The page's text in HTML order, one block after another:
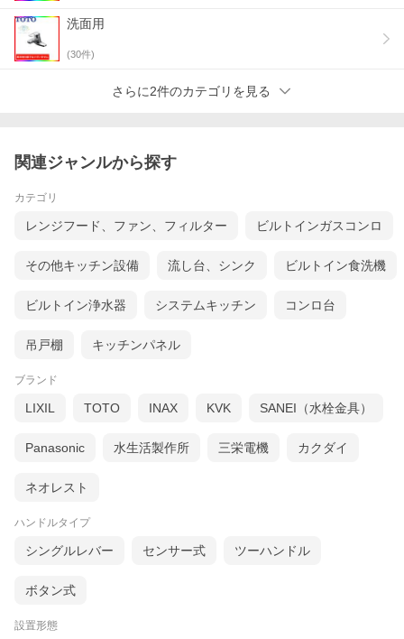
洗面用
(30件)
さらに2件のカテゴリを見る
関連ジャンルから探す
カテゴリ
レンジフード、ファン、フィルター ビルトインガスコンロ
その他キッチン設備 流し台、シンク ビルトイン食洗機
ビルトイン浄水器 システムキッチン コンロ台
吊戸棚 キッチンパネル
ブランド
LIXIL TOTO INAX KVK SANEI（水栓金具）
Panasonic 水生活製作所 三栄電機 カクダイ
ネオレスト
ハンドルタイプ
シングルレバー センサー式 ツーハンドル
ボタン式
設置形態